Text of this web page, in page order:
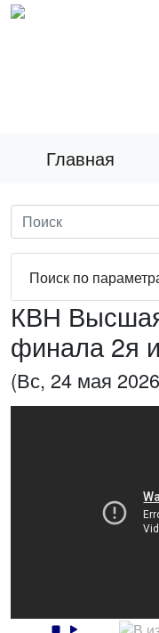
Главная
Поиск по
КВН
финала 2я
(Вс, 24 мая